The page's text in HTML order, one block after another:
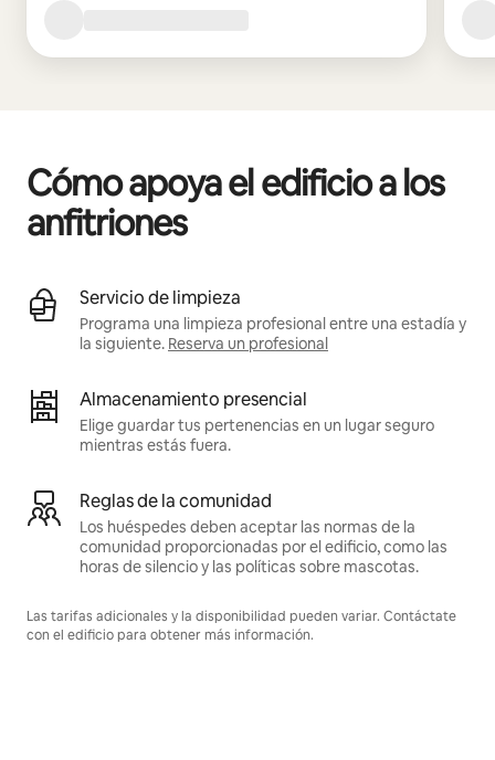
Cómo apoya el edificio a los
anfitriones
Servicio de limpieza
Programa una limpieza profesional entre una estadía y
la siguiente. Reserva un profesional
Almacenamiento presencial
Elige guardar tus pertenencias en un lugar seguro
mientras estás fuera.
Reglas de la comunidad
Los huéspedes deben aceptar las normas de la
comunidad proporcionadas por el edificio, como las
horas de silencio y las políticas sobre mascotas.
Las tarifas adicionales y la disponibilidad pueden variar. Contáctate
con el edificio para obtener más información.